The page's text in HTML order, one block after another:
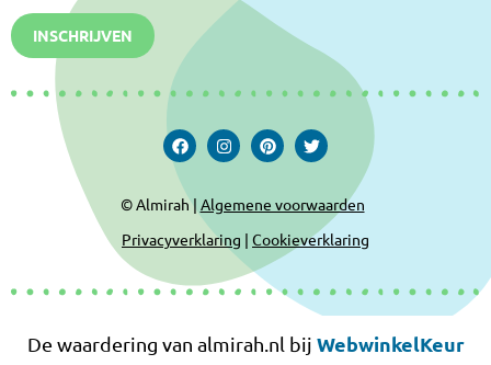
INSCHRIJVEN
© Almirah | Algemene voorwaarden
Privacyverklaring | Cookieverklaring
De waardering van almirah.nl bij WebwinkelKeur